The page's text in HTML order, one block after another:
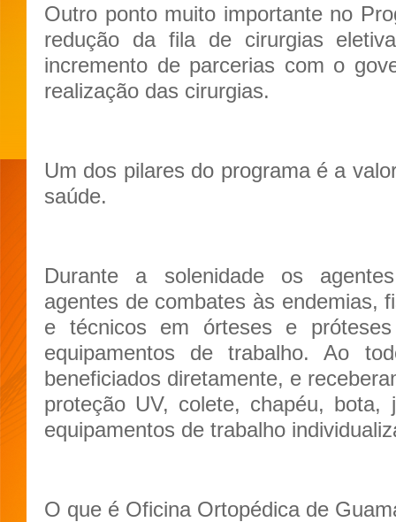
Outro ponto muito importante no
redução da fila de cirurgias
incremento de parcerias com o
realização das cirurgias.
Um dos pilares do programa é a
saúde.
Durante a solenidade os
agentes de combates às endemias,
e técnicos em órteses e
equipamentos de trabalho. Ao
beneficiados diretamente, e
proteção UV, colete, chapéu, bota,
equipamentos de trabalho
O que é Oficina Ortopédica de